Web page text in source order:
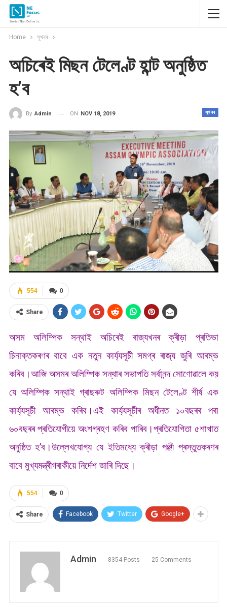
Home সুখবৰ
অচিৰেই মিছন টেলেণ্ট হান্ট অনুষ্ঠিত
হ’ব
সুখবৰ
By Admin ON NOV 18, 2019
0
554
Share
অসম অলিম্পিক সন্থাই অচিৰেই ৰাজ্যখনৰ ক্ৰীড়া প্ৰতিভা
চিনাক্তকৰণৰ বাবে এক নতুন কাৰ্য্যসূচী সমগ্ৰ ৰাজ্য জুৰি আৰম্ভ
কৰিব।আজি অসমৰ অলিম্পিক সন্থাৰ সভাপতি সৰ্বানন্দ সোণোৱালে কয়
যে অলিম্পিক সন্থাই গ্ৰাছৰুট অলিম্পিক মিছন টেলেণ্ট শীৰ্ষ এক
কাৰ্য্যসূচী আৰম্ভ কৰিব।এই কাৰ্য্যসূচীৰ অধীনত ১০বছৰৰ পৰা
৬০বছৰৰ প্ৰতিযোগীয়ে অংশগ্ৰহণ কৰিব পাৰিব।প্ৰতিযোগিতা ৫শাখাত
অনুষ্ঠিত হ’ব।উল্লেখযোগ্য যে ইতিমধ্যে ক্ৰীড়া পঞ্জী প্ৰস্তুতকৰণৰ
বাবে মুখ্যমন্ত্ৰীগৰাকীয়ে নিৰ্দেশ জাৰি দিছে।
0
554
Share Facebook Twitter Google+
Admin 8354 Posts 25 Comments